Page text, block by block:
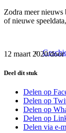
Zodra meer nieuws
of nieuwe
12 maart 2020/door
Deel dit stuk
Delen op
Delen op
Delen op
Delen op
Delen via e-